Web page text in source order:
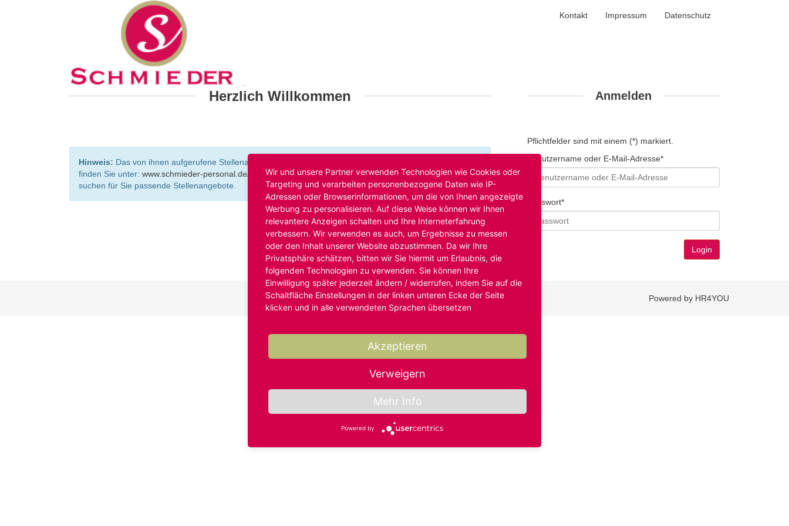
Kontakt Impressum Datenschutz
Herzlich Willkommen
Hinweis: Das von ihnen aufgerufene Stellenangebot ist bereits ausgelaufen. Alternative Stellenanzeigen
finden Sie unter: www.schmieder-personal.de/stellenangebote. Oder Sie bewerben sichinitiativund wir
suchen für Sie passende Stellenangebote.
Anmelden
Pflichtfelder sind mit einem (*) markiert.
Benutzername oder E-Mail-Adresse*
Passwort*
Powered by HR4YOU
Wir und unsere Partner verwenden Technologien wie Cookies oder
Targeting und verarbeiten personenbezogene Daten wie IP-
Adressen oder Browserinformationen, um die von Ihnen angezeigte
Werbung zu personalisieren. Auf diese Weise können wir Ihnen
relevantere Anzeigen schalten und Ihre Interneterfahrung
verbessern. Wir verwenden es auch, um Ergebnisse zu messen
oder den Inhalt unserer Website abzustimmen. Da wir Ihre
Privatsphäre schätzen, bitten wir Sie hiermit um Erlaubnis, die
folgenden Technologien zu verwenden. Sie können Ihre
Einwilligung später jederzeit ändern / widerrufen, indem Sie auf die
Schaltfläche Einstellungen in der linken unteren Ecke der Seite
klicken und in alle verwendeten Sprachen übersetzen
Akzeptieren
Verweigern
Mehr Info
Powered by